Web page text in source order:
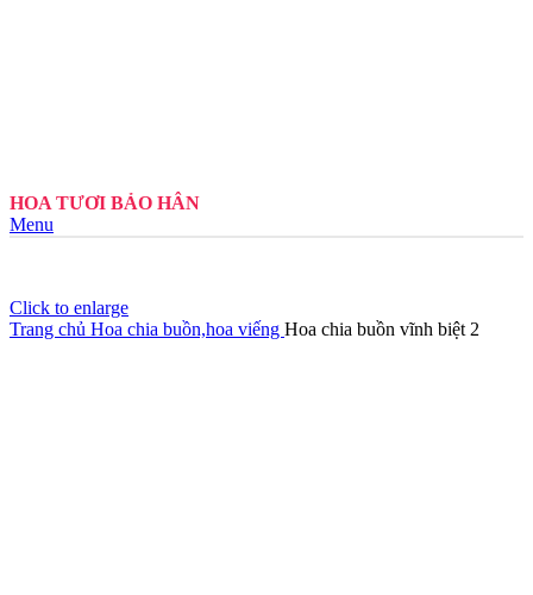
HOA TƯƠI BẢO HÂN
Menu
Click to enlarge
Trang chủ Hoa chia buồn,hoa viếng Hoa chia buồn vĩnh biệt 2